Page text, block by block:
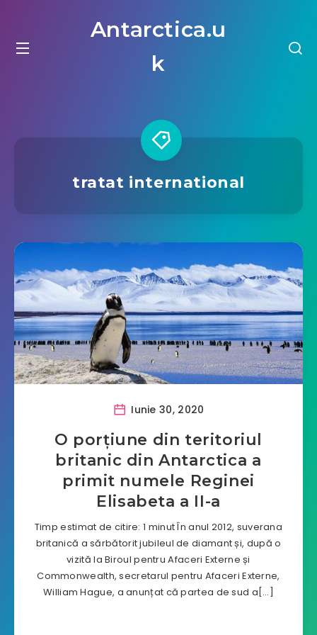
Antarctica.u
k
tratat international
Iunie 30, 2020
O porțiune din teritoriul
britanic din Antarctica a
primit numele Reginei
Elisabeta a II-a
Timp estimat de citire: 1 minut În anul 2012, suverana
britanică a sărbătorit jubileul de diamant și, după o
vizită la Biroul pentru Afaceri Externe și
Commonwealth, secretarul pentru Afaceri Externe,
William Hague, a anunțat că partea de sud a[…]